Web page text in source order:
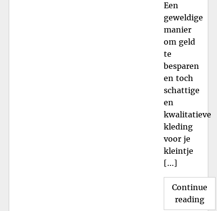
Een
geweldige
manier
om geld
te
besparen
en toch
schattige
en
kwalitatieve
kleding
voor je
kleintje
[…]
Continue
reading